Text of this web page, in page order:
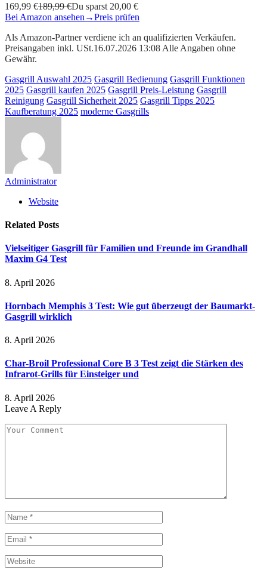
169,99 €189,99 €Du sparst 20,00 €
Bei Amazon ansehen →Preis prüfen
Als Amazon-Partner verdiene ich an qualifizierten Verkäufen.
Preisangaben inkl. USt.16.07.2026 13:08 Alle Angaben ohne
Gewähr.
Gasgrill Auswahl 2025 Gasgrill Bedienung Gasgrill Funktionen
2025 Gasgrill kaufen 2025 Gasgrill Preis-Leistung Gasgrill
Reinigung Gasgrill Sicherheit 2025 Gasgrill Tipps 2025
Kaufberatung 2025 moderne Gasgrills
Administrator
Website
Related Posts
Vielseitiger Gasgrill für Familien und Freunde im Grandhall
Maxim G4 Test
8. April 2026
Hornbach Memphis 3 Test: Wie gut überzeugt der Baumarkt-
Gasgrill wirklich
8. April 2026
Char-Broil Professional Core B 3 Test zeigt die Stärken des
Infrarot-Grills für Einsteiger und
8. April 2026
Leave A Reply